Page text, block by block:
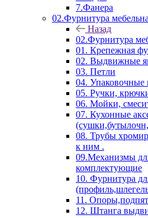
7.Фанера
02.Фурнитура
Назад
02.Фурнитура
01. Крепежная
02. Выдвижные
03. Петли
04. Упаковочные
05. Ручки,
06. Мойки,
07. Кухонные
08. Трубы
к ним .
09.Механизмы
комплектующие
10. Фурнитура
11.
12. Штанга